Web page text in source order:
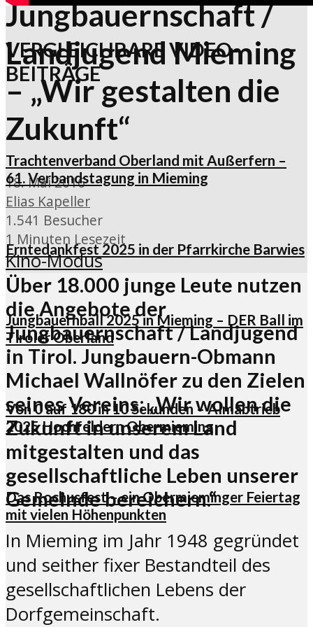
VERGLEICHBARE VIDEO-
BEITRÄGE
Trachtenverband Oberland mit Außerfern –
61. Verbandstagung in Mieming
Erntedankfest 2025 in der Pfarrkirche Barwies
Jungbauernball 2025 in Mieming – DER Ball im
Tiroler Oberland
Von 0 auf 180 in 10 Sekunden – Almabtrieb
2025 Hochfeldern Obermieming
Das Rochusfest – ein Obermieminger Feiertag
mit vielen Höhenpunkten
Jungbauernschaft /
Landjugend Mieming
– „Wir gestalten die
Zukunft“
18. Mai 2016
Elias Kapeller
1.541 Besucher
1 Minuten Lesezeit
Kino-Modus
Über 18.000 junge Leute nutzen
die Angebote der
Jungbauernschaft / Landjugend
in Tirol. Jungbauern-Obmann
Michael Wallnöfer zu den Zielen
seines Vereins: „Wir wollen die
Zukunft in unserem Land
mitgestalten und das
gesellschaftliche Leben unserer
Gemeinde bereichern.“
In Mieming im Jahr 1948 gegründet
und seither fixer Bestandteil des
gesellschaftlichen Lebens der
Dorfgemeinschaft.